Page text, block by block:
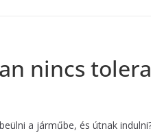
nincs
a járműbe, és útnak